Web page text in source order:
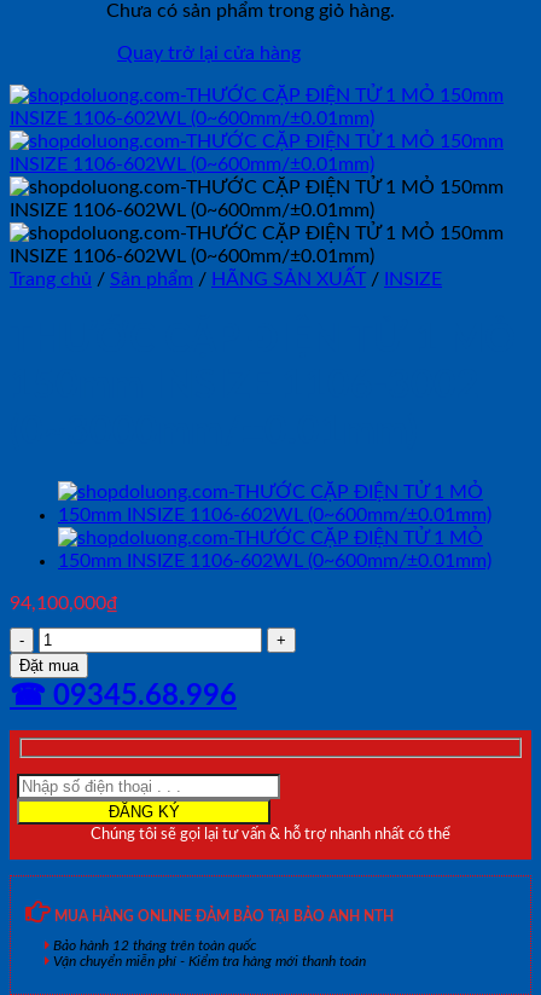
Chưa có sản phẩm trong giỏ hàng.
Quay trở lại cửa hàng
Trang chủ / Sản phẩm / HÃNG SẢN XUẤT / INSIZE
94,100,000₫
THƯỚC
CẶP
ĐIỆN
TỬ
1
MỎ
150mm
INSIZE
1106-
số
lượng
Đặt mua
☎ 09345.68.996
Chúng tôi sẽ gọi lại tư vấn & hỗ trợ nhanh nhất có thể
MUA HÀNG ONLINE ĐẢM BẢO TẠI BẢO ANH NTH
Bảo hành 12 tháng trên toàn quốc
Vận chuyển miễn phí - Kiểm tra hàng mới thanh toán